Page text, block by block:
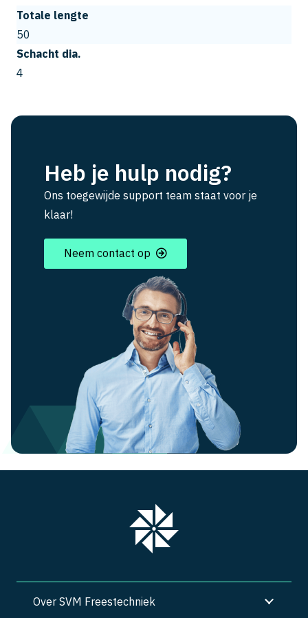
Totale lengte
50
Schacht dia.
4
Heb je hulp nodig?
Ons toegewijde support team staat voor je
klaar!
Neem contact op
Over SVM Freestechniek